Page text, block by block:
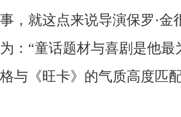
事，就这点来说导演保罗·金
为：“童话题材与喜剧是他
格与《旺卡》的气质高度匹